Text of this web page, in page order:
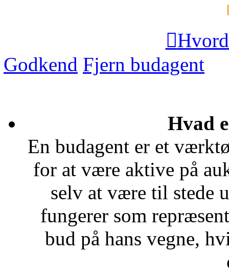

Godkend Fjern budagent
Hvad
En budagent er et
for at være aktive på
selv at være til stede
fungerer som
bud på hans vegne,